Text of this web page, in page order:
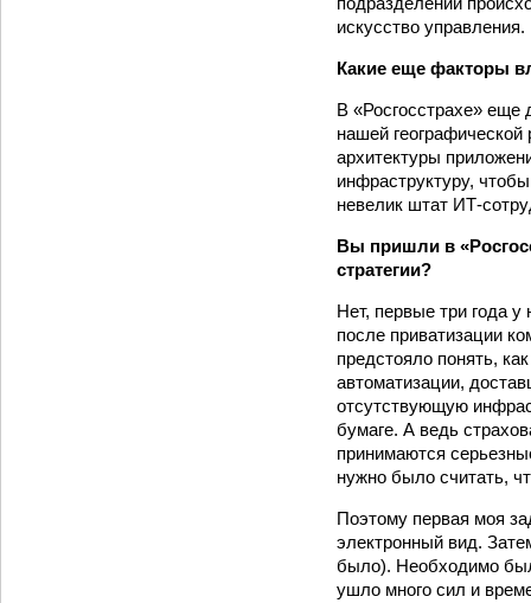
искусство управления.
Какие еще факторы
В «Росгосстрахе» еще
нашей
архитектуры
инфраструктуру,
невелик штат ИТ-
Вы пришли в
стратегии?
Нет, первые три года
после приватизации
предстояло понять,
автоматизации,
отсутствующую
бумаге. А ведь
принимаются
нужно было считать,
Поэтому первая моя
электронный вид.
было). Необходимо
ушло много сил и